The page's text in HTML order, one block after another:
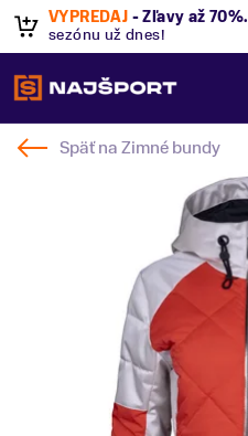
VÝPREDAJ - Zľavy až 70%.
sezónu už dnes!
Späť naZimné bundy